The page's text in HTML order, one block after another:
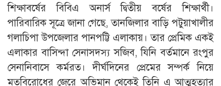
শিক্ষাবর্ষের বিবিএ অনার্স দ্বিতীয় বর্ষের শিক্ষার্থী।
পারিবারিক সূত্রে জানা গেছে, তানজিলার বাড়ি পটুয়াখালীর
গলাচিপা উপজেলার পানপট্টি এলাকায়। তার প্রেমিক একই
এলাকার বাসিন্দা সেনাসদস্য সজিব, যিনি বর্তমানে রংপুর
সেনানিবাসে কর্মরত। দীর্ঘদিনের প্রেমের সম্পর্ক নিয়ে
মতবিরোধের জেরে অভিমান থেকেই তিনি এ আত্মহত্যার